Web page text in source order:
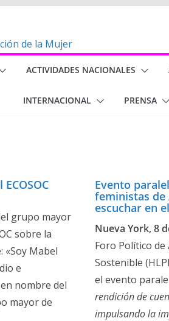
ACTIVIDADES NACIONALES
INTERNACIONAL PRENSA
grupo mayor
sobre la
«Soy Mabel
e
nombre del
mayor de
Evento
feministas de
escuchar en
Nueva York, 8
Foro Político
Sostenible
el evento
rendición de
impulsando la